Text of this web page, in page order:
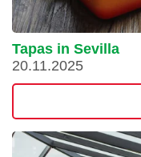
Tapas in Sevilla
20.11.2025